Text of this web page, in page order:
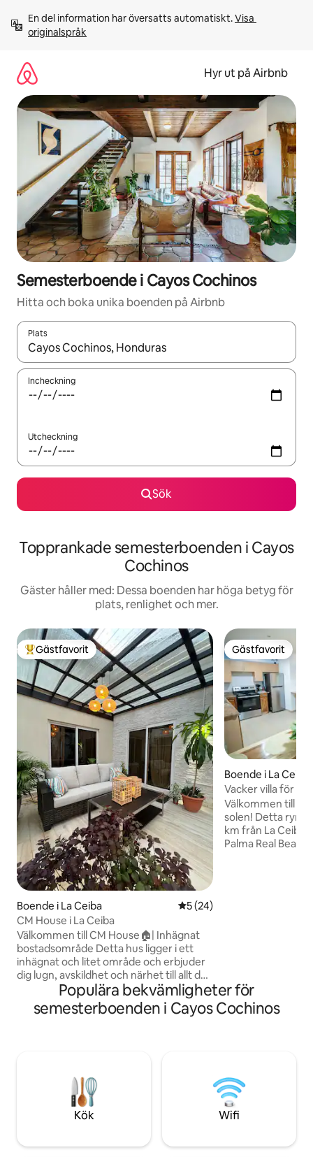
innehåll
En del information har översatts automatiskt. Visa
originalspråk
Hyr ut på Airbnb
Semesterboende i Cayos Cochinos
Hitta och boka unika boenden på Airbnb
Plats
När resultaten är tillgängliga kan du navigera med upp- och
Incheckning
Utcheckning
Sök
Topprankade semesterboenden i Cayos
Cochinos
Gäster håller med: Dessa boenden har höga betyg för
plats, renlighet och mer.
Populär gästfavorit
Gästfavorit
Boende i La Ceiba 5 av 5 i genomsnittligt
5 (24)
CM House i La Ceiba
Välkommen till CM House🏠| Inhägnat
bostadsområde Detta hus ligger i ett
inhägnat och litet område och erbjuder
dig lugn, avskildhet och närhet till allt du
behöver för att ha en perfekt vistelse.
Vårt boende erbjuder tillgång till ett av
de bästa områdena i La Ceiba: ⛴️
🏓Padel Haus ~ 2 minuters bilresa 🏢
Plaza Cabotaje ~ 2 minuters bilresa 🏢
Teknos Plaza ~ 5 minuters bilresa
Gästfavorit
Gästfavorit
Boende i La Ceiba
Vacker villa för 10
Välkommen till
solen! Detta
km från La
Palma Real
Populära bekvämligheter för
semesterboenden i Cayos Cochinos
Kök Wifi